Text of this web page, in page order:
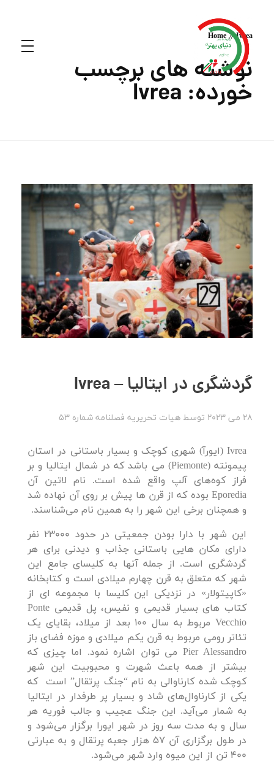
Home Ivrea
نوشته های برچسب
خورده: Ivrea
گردشگری در ایتالیا – Ivrea
28 می 2023 توسط هیات تحریریه فصلنامه شماره 53
Ivrea (ایورآ) شهری کوچک و بسیار باستانی در استان
پیمونته (Piemonte) می باشد که در شمال ایتالیا و بر
فراز کوه‌های آلپ واقع شده است. نام لاتین آن
Eporedia بوده که از قرن ها پیش بر روی آن نهاده شد
و همچنان برخی این شهر را به همین نام می‌شناسند.
این شهر با دارا بودن جمعیتی در حدود 23000 نفر
دارای مکان هایی باستانی جذاب و دیدنی برای هر
گردشگری است. از جمله آنها به کلیسای جامع این
شهر که متعلق به قرن چهارم میلادی است و کتابخانه
«کاپیتولار» در نزدیکی این کلیسا با مجموعه ای از
کتاب های بسیار قدیمی و نفیس، پل قدیمی Ponte
Vecchio مربوط به سال 100 بعد از میلاد، بقایای یک
تئاتر رومی مربوط به قرن یکم میلادی و موزه فضای باز
Pier Alessandro می توان اشاره نمود. اما چیزی که
بیشتر از همه باعث شهرت و محبوبیت این شهر
کوچک شده کارناوالی به نام “جنگ پرتقال” است که
یکی از کارناوال‌های شاد و بسیار پر طرفدار در ایتالیا
به شمار می‌آید. این جنگ عجیب و جالب فوریه هر
سال و به مدت سه روز در شهر ایورا برگزار می‌شود و
در طول برگزاری آن 57 هزار جعبه پرتقال و به عبارتی
400 تن از این میوه وارد شهر می‌شود.